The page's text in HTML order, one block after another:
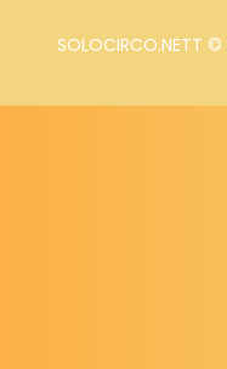
SOLOCIRCO.NETT